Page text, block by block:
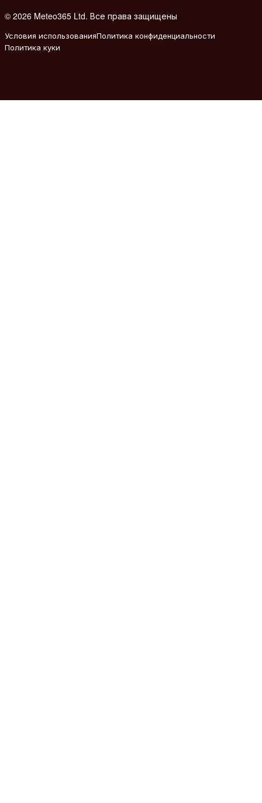
© 2026 Meteo365 Ltd. Все права защищены
Условия использованияПолитика конфиденциальности
Политика куки